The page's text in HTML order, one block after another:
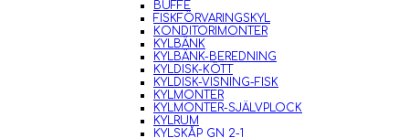
BUFFÉ
FISKFÖRVARINGSKYL
KONDITORIMONTER
KYLBÄNK
KYLBÄNK-BEREDNING
KYLDISK-KÖTT
KYLDISK-VISNING-FISK
KYLMONTER
KYLMONTER-SJÄLVPLOCK
KYLRUM
KYLSKÅP GN 2-1